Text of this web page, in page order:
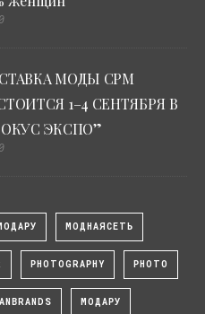
0
МОДЫ CPM
1–4 СЕНТЯБРЯ В
ЭКСПО”
0
МОДНАЯСЕТЬ
PHOTOGRAPHY PHOTO
МОДАРУ